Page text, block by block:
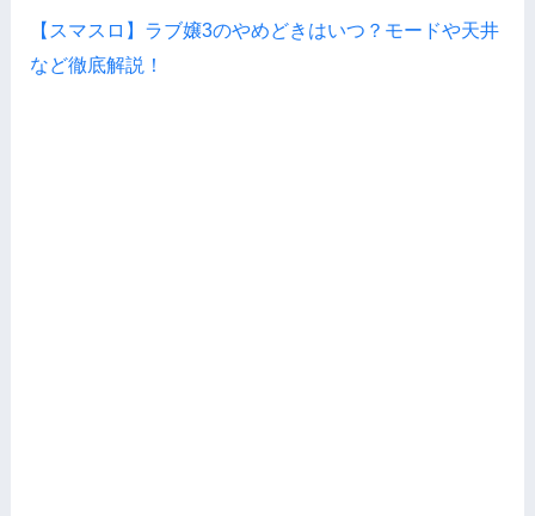
【スマスロ】ラブ嬢3のやめどきはいつ？モードや天井
など徹底解説！